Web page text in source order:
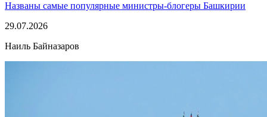
Названы самые популярные министры-блогеры Башкирии
29.07.2026
Наиль Байназаров